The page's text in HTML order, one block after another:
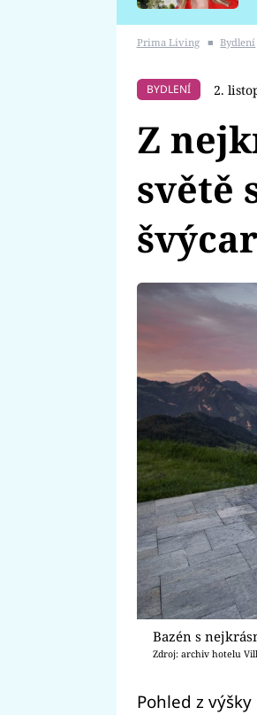
Prima Living ■ Bydlení
BYDLENÍ 2.
Z
světě
Bazén s
Zdroj: archiv hotelu
Pohled z